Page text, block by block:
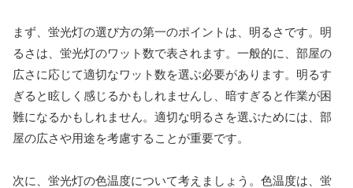
まず、蛍光灯の選び方の第一のポイントは、明るさです。明
るさは、蛍光灯のワット数で表されます。一般的に、部屋の
広さに応じて適切なワット数を選ぶ必要があります。明るす
ぎると眩しく感じるかもしれませんし、暗すぎると作業が困
難になるかもしれません。適切な明るさを選ぶためには、部
屋の広さや用途を考慮することが重要です。
次に、蛍光灯の色温度について考えましょう。色温度は、蛍